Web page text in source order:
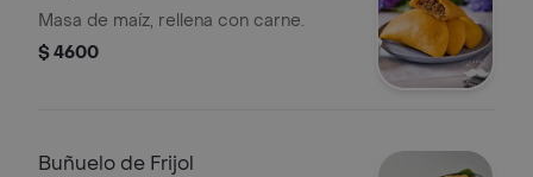
Masa de maíz, rellena con carne.
$ 4600
Buñuelo de Frijol